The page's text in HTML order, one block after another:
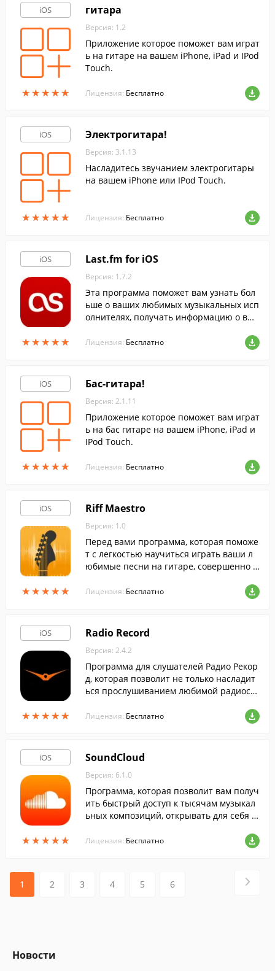
iOS
★★★★★
★★★★★
гитара
Версия: 1.2
Приложение которое поможет вам играт
ь на гитаре на вашем iPhone, iPad и IPod
Touch.
Лицензия: Бесплатно
iOS
★★★★★
★★★★★
Электрогитара!
Версия: 3.1.13
Насладитесь звучанием электрогитары
на вашем iPhone или IPod Touch.
Лицензия: Бесплатно
iOS
★★★★★
★★★★★
Last.fm for iOS
Версия: 1.7.2
Эта программа поможет вам узнать бол
ьше о ваших любимых музыкальных исп
олнителях, получать информацию о вых
ртов в вашем городе, а так же многое др
Лицензия: Бесплатно
iOS
★★★★★
★★★★★
Бас-гитара!
Версия: 2.1.11
Приложение которое поможет вам играт
ь на бас гитаре на вашем iPhone, iPad и
IPod Touch.
Лицензия: Бесплатно
iOS
★★★★★
★★★★★
Riff Maestro
Версия: 1.0
Перед вами программа, которая поможе
т с легкостью научиться играть ваши л
юбимые песни на гитаре, совершенно б
Лицензия: Бесплатно
iOS
★★★★★
★★★★★
Radio Record
Версия: 2.4.2
Программа для слушателей Радио Рекор
д, которая позволит не только насладит
ься прослушиванием любимой радиоста
ю и найти понравившиеся треки.
Лицензия: Бесплатно
iOS
★★★★★
★★★★★
SoundCloud
Версия: 6.1.0
Программа, которая позволит вам получ
ить быстрый доступ к тысячам музыкал
ьных композиций, открывать для себя н
и творениями.
Лицензия: Бесплатно
1 2 3 4 5 6
Новости